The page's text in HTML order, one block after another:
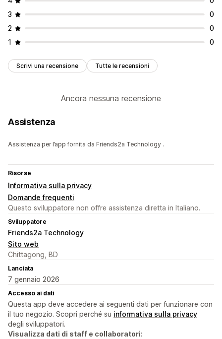
3
0
2
0
1
0
Scrivi una recensione Tutte le recensioni
Ancora nessuna recensione
Assistenza
Assistenza per l’app fornita da Friends2a Technology .
Risorse
Informativa sulla privacy
Domande frequenti
Questo sviluppatore non offre assistenza diretta in Italiano.
Sviluppatore
Friends2a Technology
Sito web
Chittagong, BD
Lanciata
7 gennaio 2026
Accesso ai dati
Questa app deve accedere ai seguenti dati per funzionare con
il tuo negozio. Scopri perché su informativa sulla privacy
degli sviluppatori.
Visualizza dati di staff e collaboratori: